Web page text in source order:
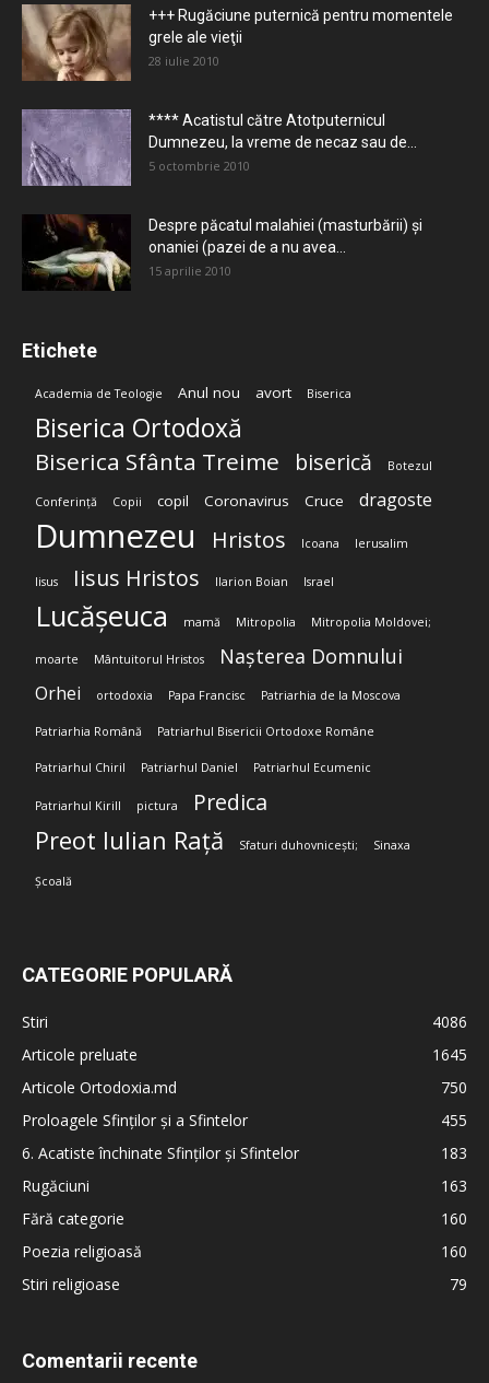
+++ Rugăciune puternică pentru momentele
grele ale vieţii
28 iulie 2010
**** Acatistul către Atotputernicul
Dumnezeu, la vreme de necaz sau de...
5 octombrie 2010
Despre păcatul malahiei (masturbării) şi
onaniei (pazei de a nu avea...
15 aprilie 2010
Etichete
Academia de Teologie Anul nou avort Biserica
Biserica Ortodoxă
Biserica Sfânta Treime biserică Botezul
Conferință Copii copil Coronavirus Cruce dragoste
Dumnezeu Hristos Icoana Ierusalim
Iisus Iisus Hristos Ilarion Boian Israel
Lucășeuca mamă Mitropolia Mitropolia Moldovei;
moarte Mântuitorul Hristos Nașterea Domnului
Orhei ortodoxia Papa Francisc Patriarhia de la Moscova
Patriarhia Română Patriarhul Bisericii Ortodoxe Române
Patriarhul Chiril Patriarhul Daniel Patriarhul Ecumenic
Patriarhul Kirill pictura Predica
Preot Iulian Rață Sfaturi duhovnicești; Sinaxa
Școală
CATEGORIE POPULARĂ
Stiri
4086
Articole preluate
1645
Articole Ortodoxia.md
750
Proloagele Sfinților și a Sfintelor
455
6. Acatiste închinate Sfinților și Sfintelor
183
Rugăciuni
163
Fără categorie
160
Poezia religioasă
160
Stiri religioase
79
Comentarii recente